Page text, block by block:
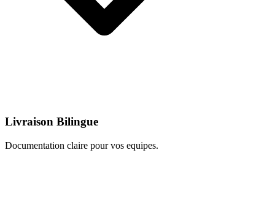
Livraison Bilingue
Documentation claire pour vos equipes.